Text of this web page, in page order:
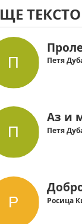
Петя
Аз и
Петя
Росица